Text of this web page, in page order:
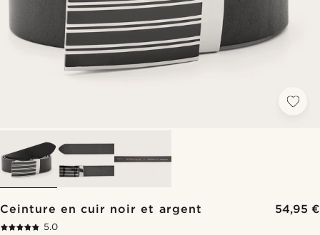
Ceinture en cuir noir et argent 54,95 €
5.0